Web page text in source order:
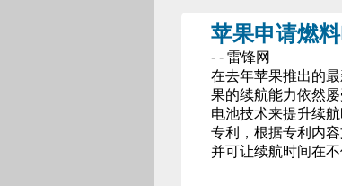
苹果申请燃
- - 雷锋网
在去年苹果推出的
果的续航能力依然
电池技术来提升续
专利，根据专利内
并可让续航时间在